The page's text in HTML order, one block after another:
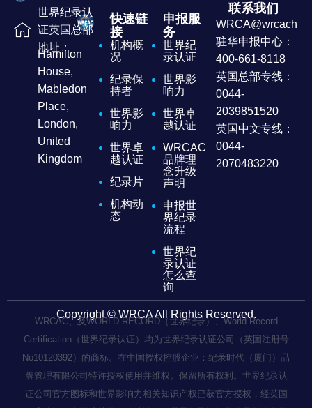
世界纪录认
证英国总部
地址：
Hamilton
House,
Mabledon
Place,
London,
United
Kingdom
快速链
接
机构概
况
纪录保
持者
世界影
响力
世界卓
越认证
纪录片
机构动
态
申报服
务
世界纪
录认证
世界影
响力
世界卓
越认证
WRCAC
品牌理
念升级
声明
申报世
界纪录
流程
世界纪
录认证
怎么查
询
联系我们
驻华申报中心：
400-661-8118
英国总部专线：
0044-
2039851520
英国中文专线：
0044-
2070483220
Copyright © WRCA All Rights Reserved.
WRCAC、及WORLD RECORD（世界纪录）、World Record
Certification（世界纪录认证）均为世界纪录认证公司（英国注册号
No10120392）的商标。在中国授权控股企业：纪录时代（厦门）品
牌管理有限公司特许授权使用并维权。保留所有权利。世界纪录认
证公司官方图标和世界影响力相关知识产权已获官方授权，经英国